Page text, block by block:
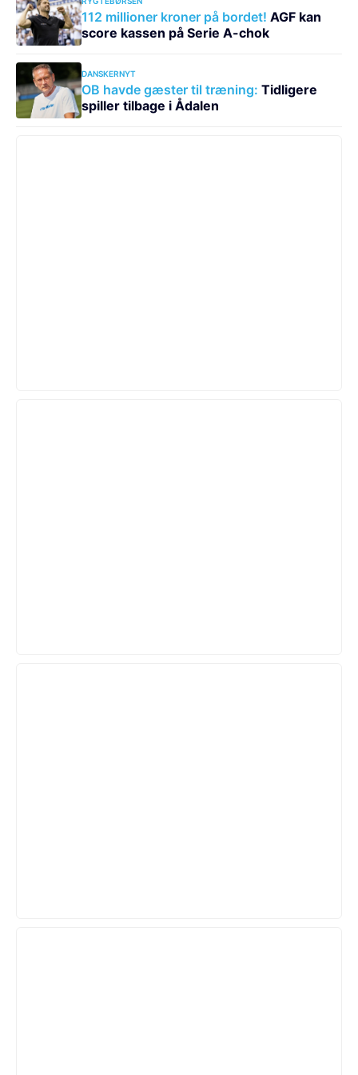
112 millioner kroner på bordet! AGF kan
score kassen på Serie A-chok
DANSKERNYT
OB havde gæster til træning: Tidligere
spiller tilbage i Ådalen